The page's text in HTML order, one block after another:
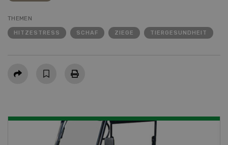
THEMEN
HITZESTRESS SCHAF ZIEGE TIERGESUNDHEIT
Teilen